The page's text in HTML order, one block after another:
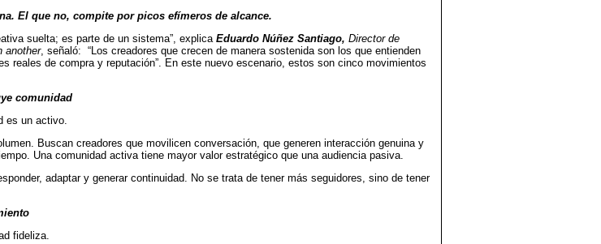
El que no, compite por picos efímeros de alcance.
suelta; es parte de un sistema”, explica Eduardo Núñez Santiago, Director de
another, señaló: “Los creadores que crecen de manera sostenida son los que entienden
reales de compra y reputación”. En este nuevo escenario, estos son cinco movimientos
comunidad
es un activo.
Buscan creadores que movilicen conversación, que generen interacción genuina y
Una comunidad activa tiene mayor valor estratégico que una audiencia pasiva.
adaptar y generar continuidad. No se trata de tener más seguidores, sino de tener
fideliza.